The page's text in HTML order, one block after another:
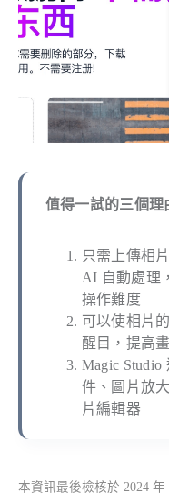
值得一試的三個理
只需上傳相
AI 自動處理
操作難度
可以使相片
醒目，提高
Magic
件、圖片放
片編輯器
本資訊最後檢核於 2024 年